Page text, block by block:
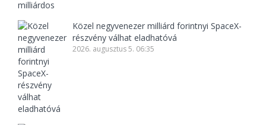
Közel negyvenezer milliárd forintnyi SpaceX-
részvény válhat eladhatóvá
2026. augusztus 5. 06:35